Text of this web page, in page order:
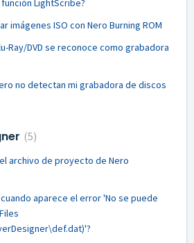
imágenes ISO con Nero Burning ROM
Ray/DVD se reconoce como grabadora
no detectan mi grabadora de discos
5
archivo de proyecto de Nero
aparece el error 'No se puede